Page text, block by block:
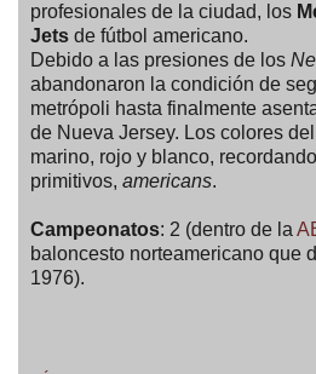
profesionales de la ciudad, los
Jets de fútbol americano.
Debido a las presiones de los
abandonaron la condición de
metrópoli hasta finalmente
de Nueva Jersey. Los colores
marino, rojo y blanco,
primitivos, americans.
Campeonatos: 2 (dentro de la
baloncesto norteamericano que
1976).